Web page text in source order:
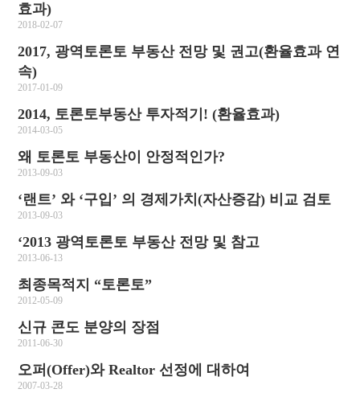
효과)
2018-02-07
2017, 광역토론토 부동산 전망 및 권고(환율효과 연
속)
2017-01-09
2014, 토론토부동산 투자적기! (환율효과)
2014-03-05
왜 토론토 부동산이 안정적인가?
2013-09-03
‘랜트’ 와 ‘구입’ 의 경제가치(자산증감) 비교 검토
2013-09-03
‘2013 광역토론토 부동산 전망 및 참고
2013-06-13
최종목적지 “토론토”
2012-05-09
신규 콘도 분양의 장점
2011-06-30
오퍼(Offer)와 Realtor 선정에 대하여
2007-03-28